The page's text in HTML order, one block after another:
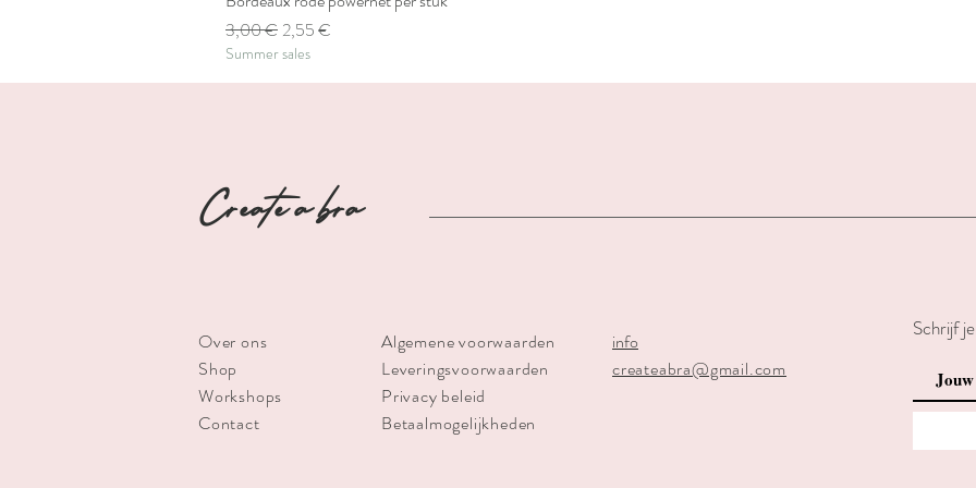
Standardpreis
3,00 € Sale-Preis
2,55 €
Summer sales
Create a bra
Over ons
Shop
Workshops
Contact
Algemene voorwaarden
Leveringsvoorwaarden
Privacy beleid
Betaalmogelijkheden
info
createabra@gmail.com
Schrijf